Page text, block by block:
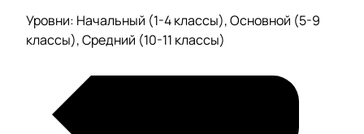
Уровни: Начальный (1-4 классы), Основной (5-9
классы), Средний (10-11 классы)